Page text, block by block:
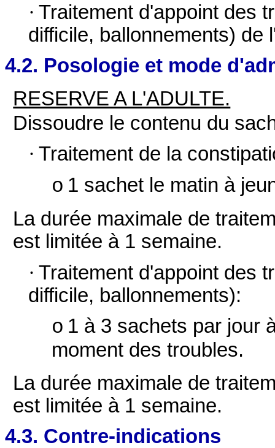
· Traitement d'appoint des
difficile, ballonnements) de
4.2. Posologie et mode
RESERVE A L'ADULTE.
Dissoudre le contenu du
· Traitement de la
o 1 sachet le matin à
La durée maximale de
est limitée à 1 semaine.
· Traitement d'appoint des
difficile, ballonnements):
o 1 à 3 sachets par jour
moment des troubles.
La durée maximale de
est limitée à 1 semaine.
4.3. Contre-indications